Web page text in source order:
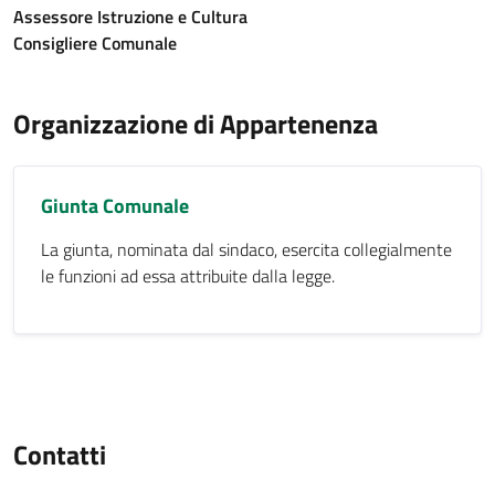
Assessore Istruzione e Cultura
Consigliere Comunale
Organizzazione di Appartenenza
Giunta Comunale
La giunta, nominata dal sindaco, esercita collegialmente
le funzioni ad essa attribuite dalla legge.
Contatti